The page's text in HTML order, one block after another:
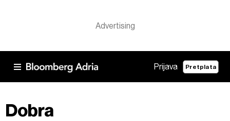
Prijava Pretplata
Dobra